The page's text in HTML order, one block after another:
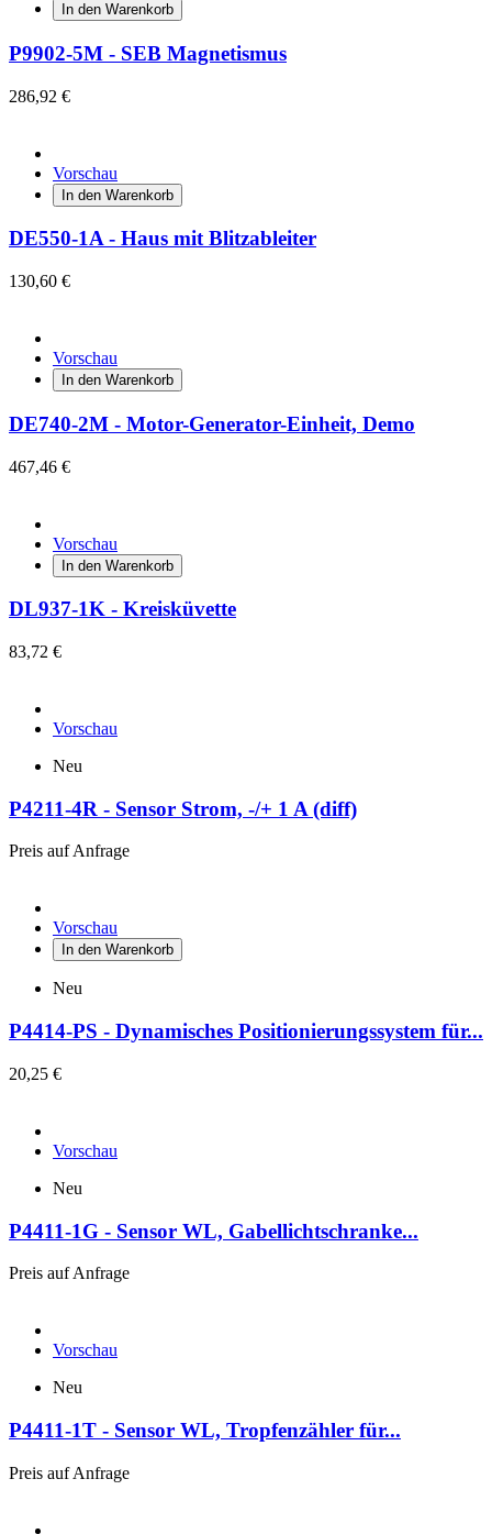
In den Warenkorb
P9902-5M - SEB Magnetismus
286,92 €
Vorschau
In den Warenkorb
DE550-1A - Haus mit Blitzableiter
130,60 €
Vorschau
In den Warenkorb
DE740-2M - Motor-Generator-Einheit, Demo
467,46 €
Vorschau
In den Warenkorb
DL937-1K - Kreisküvette
83,72 €
Vorschau
Neu
P4211-4R - Sensor Strom, -/+ 1 A (diff)
Preis auf Anfrage
Vorschau
In den Warenkorb
Neu
P4414-PS - Dynamisches Positionierungssystem für...
20,25 €
Vorschau
Neu
P4411-1G - Sensor WL, Gabellichtschranke...
Preis auf Anfrage
Vorschau
Neu
P4411-1T - Sensor WL, Tropfenzähler für...
Preis auf Anfrage